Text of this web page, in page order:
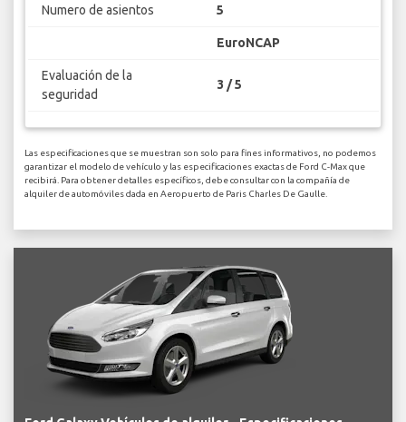
Numero de asientos 5
EuroNCAP
Evaluación de la
seguridad
3 / 5
Las especificaciones que se muestran son solo para fines informativos, no podemos
garantizar el modelo de vehículo y las especificaciones exactas de Ford C-Max que
recibirá. Para obtener detalles específicos, debe consultar con la compañía de
alquiler de automóviles dada en Aeropuerto de Paris Charles De Gaulle.